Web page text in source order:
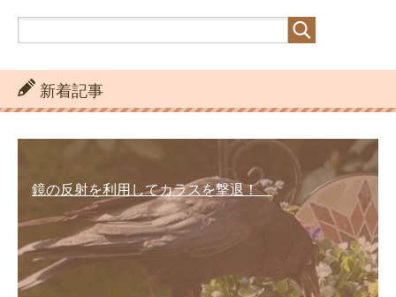
新着記事
鏡の反射を利用してカラスを撃退！